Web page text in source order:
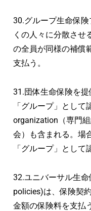
30.グループ生命保
くの人々に分散させ
の全員が同様の補償
支払う。
31.団体生命保険を提
「グループ」とし
organization（専門
会）も含まれる。場
「グループ」として
32.ユニバーサル生
policies)は、保険契
金額の保険料を支払